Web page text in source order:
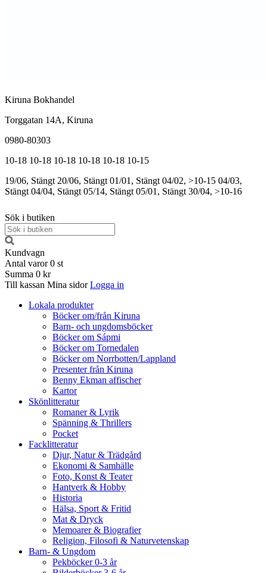
Kiruna Bokhandel
Torggatan 14A, Kiruna
0980-80303
10-18 10-18 10-18 10-18 10-18 10-15
19/06, Stängt 20/06, Stängt 01/01, Stängt 04/02, >10-15 04/03,
Stängt 04/04, Stängt 05/14, Stängt 05/01, Stängt 30/04, >10-16
Sök i butiken
Kundvagn
Antal varor 0 st
Summa 0 kr
Till kassan Mina sidor Logga in
Lokala produkter
Böcker om/från Kiruna
Barn- och ungdomsböcker
Böcker om Sápmi
Böcker om Tornedalen
Böcker om Norrbotten/Lappland
Presenter från Kiruna
Benny Ekman affischer
Kartor
Skönlitteratur
Romaner & Lyrik
Spänning & Thrillers
Pocket
Facklitteratur
Djur, Natur & Trädgård
Ekonomi & Samhälle
Foto, Konst & Teater
Hantverk & Hobby
Historia
Hälsa, Sport & Fritid
Mat & Dryck
Memoarer & Biografier
Religion, Filosofi & Naturvetenskap
Barn- & Ungdom
Pekböcker 0-3 år